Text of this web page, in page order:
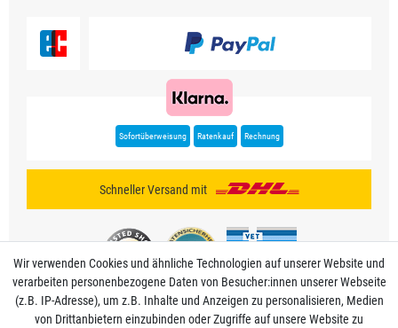
Sofortüberweisung Ratenkauf Rechnung
Schneller Versand mit
Wir verwenden Cookies und ähnliche Technologien auf unserer Website und
verarbeiten personenbezogene Daten von Besucher:innen unserer Webseite
(z.B. IP-Adresse), um z.B. Inhalte und Anzeigen zu personalisieren, Medien
von Drittanbietern einzubinden oder Zugriffe auf unsere Website zu